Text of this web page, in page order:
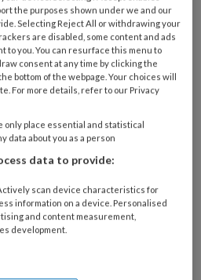
druk, terwijl betrokken
belang is voor de gezonde
gezonde
in de samenleving. Bob
Toetie da Silva en
pleiten voor een
van het
een belangrijke rol
the purposes shown under we and our
Selecting Reject All or withdrawing your
are disabled, some content and ads
to you. You can resurface this menu to
consent at any time by clicking the
bottom of the webpage. Your choices will
For more details, refer to our Privacy
only place essential and statistical
data about you as a person
data to provide:
scan device characteristics for
information on a device. Personalised
and content measurement,
development.